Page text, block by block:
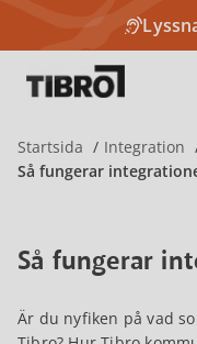
Startsida Integration
Så fungerar
Så fungerar
Är du nyfiken på vad